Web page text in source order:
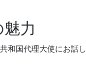
力
和国代理大使にお話し